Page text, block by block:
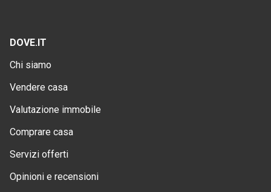
DOVE.IT
Chi siamo
Vendere casa
Valutazione immobile
Comprare casa
Servizi offerti
Opinioni e recensioni